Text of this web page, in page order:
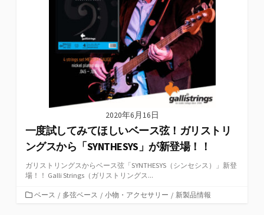
2020年6月16日
一度試してみてほしいベース弦！ガリストリ
ングスから「SYNTHESYS」が新登場！！
ガリストリングスからベース弦「SYNTHESYS（シンセシス）」新登
場！！ Galli Strings（ガリストリングス...
カベース / 多弦ベース / 小物・アクセサリー / 新製品情報